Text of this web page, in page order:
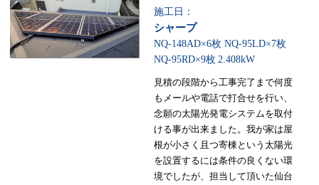
施工日：
シャープ
NQ-148AD×6枚 NQ-95LD×7枚
NQ-95RD×9枚 2.408kW
見積の段階から工事完了まで何度
もメールや電話で打合せを行い、
念願の太陽光発電システムを取付
ける事が出来ました。我が家は屋
根が小さく且つ寄棟という太陽光
を設置するには条件の良くない環
境でしたが、担当して頂いた仙台